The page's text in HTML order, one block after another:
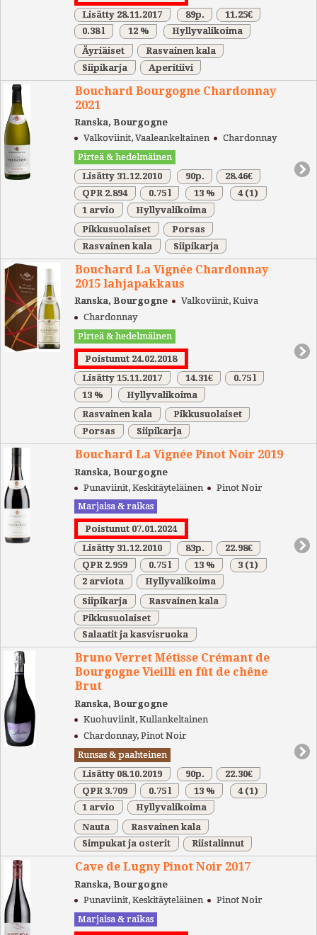
Lisätty 28.11.2017
89p.
11.25€
0.38 l
12 %
Hyllyvalikoima
Äyriäiset
Rasvainen kala
Siipikarja
Aperitiivi
Bouchard Bourgogne Chardonnay
2021
Ranska, Bourgogne
Valkoviinit, Vaaleankeltainen
Chardonnay
Pirteä & hedelmäinen
Lisätty 31.12.2010
90p.
28.46€
QPR 2.894
0.75 l 13 % 4 (1)
1 arvio
Hyllyvalikoima
Pikkusuolaiset
Porsas
Rasvainen kala
Siipikarja
Bouchard La Vignée Chardonnay
2015 lahjapakkaus
Ranska, Bourgogne
Valkoviinit, Kuiva
Chardonnay
Pirteä & hedelmäinen
Poistunut 24.02.2018
Lisätty 15.11.2017
14.31€
0.75 l
13 %
Hyllyvalikoima
Rasvainen kala
Pikkusuolaiset
Porsas
Siipikarja
Bouchard La Vignée Pinot Noir 2019
Ranska, Bourgogne
Punaviinit, Keskitäyteläinen
Pinot Noir
Marjaisa & raikas
Poistunut 07.01.2024
Lisätty 31.12.2010
83p.
22.98€
QPR 2.959
0.75 l 13 % 3 (1)
2 arviota
Hyllyvalikoima
Siipikarja
Rasvainen kala
Pikkusuolaiset
Salaatit ja kasvisruoka
Bruno Verret Métisse Crémant de
Bourgogne Vieilli en fût de chêne
Brut
Ranska, Bourgogne
Kuohuviinit, Kullankeltainen
Chardonnay, Pinot Noir
Runsas & paahteinen
Lisätty 08.10.2019
90p.
22.30€
QPR 3.709
0.75 l 13 % 4 (1)
1 arvio
Hyllyvalikoima
Nauta
Rasvainen kala
Simpukat ja osterit
Riistalinnut
Cave de Lugny Pinot Noir 2017
Ranska, Bourgogne
Punaviinit, Keskitäyteläinen
Pinot Noir
Marjaisa & raikas